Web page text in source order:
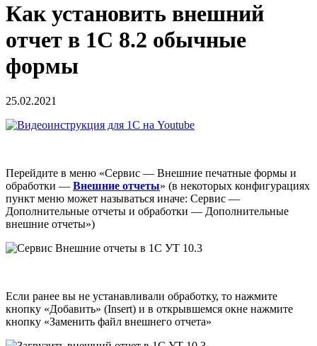
Как установить внешний
отчет в 1С 8.2 обычные
формы
25.02.2021
Перейдите в меню «Сервис — Внешние печатные формы и
обработки — Внешние отчеты» (в некоторых конфигурациях
пункт меню может называться иначе: Сервис —
Дополнительные отчеты и обработки — Дополнительные
внешние отчеты»)
Если ранее вы не устанавливали обработку, то нажмите
кнопку «Добавить» (Insert) и в открывшемся окне нажмите
кнопку «Заменить файл внешнего отчета»